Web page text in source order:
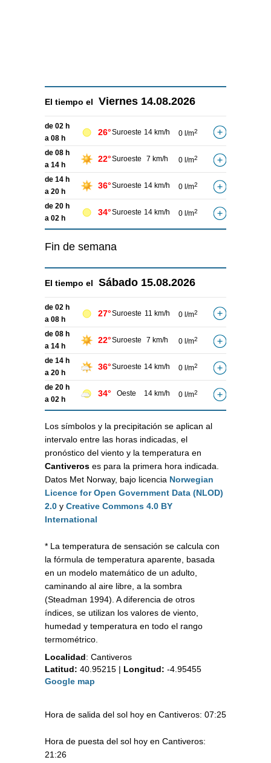
El tiempo el Viernes 14.08.2026
de 02 h
a 08 h
26°Suroeste 14 km/h 0 l/m2
de 08 h
a 14 h
22°Suroeste 7 km/h 0 l/m2
de 14 h
a 20 h
36°Suroeste 14 km/h 0 l/m2
de 20 h
a 02 h
34°Suroeste 14 km/h 0 l/m2
Fin de semana
El tiempo el Sábado 15.08.2026
de 02 h
a 08 h
27°Suroeste 11 km/h 0 l/m2
de 08 h
a 14 h
22°Suroeste 7 km/h 0 l/m2
de 14 h
a 20 h
36°Suroeste 14 km/h 0 l/m2
de 20 h
a 02 h
34° Oeste 14 km/h 0 l/m2
Los símbolos y la precipitación se aplican al
intervalo entre las horas indicadas, el
pronóstico del viento y la temperatura en
Cantiveros es para la primera hora indicada.
Datos Met Norway, bajo licencia Norwegian
Licence for Open Government Data (NLOD)
2.0 y Creative Commons 4.0 BY
International
* La temperatura de sensación se calcula con
la fórmula de temperatura aparente, basada
en un modelo matemático de un adulto,
caminando al aire libre, a la sombra
(Steadman 1994). A diferencia de otros
índices, se utilizan los valores de viento,
humedad y temperatura en todo el rango
termométrico.
Localidad: Cantiveros
Latitud: 40.95215 | Longitud: -4.95455
Google map
Hora de salida del sol hoy en Cantiveros: 07:25
Hora de puesta del sol hoy en Cantiveros:
21:26